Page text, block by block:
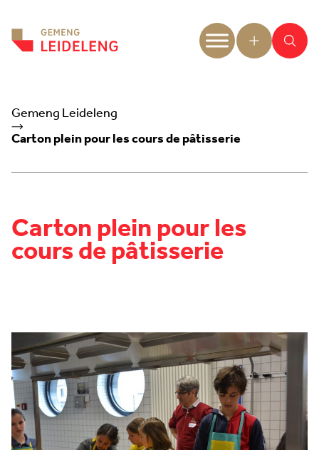
Gemeng Leideleng
Carton plein pour les cours de pâtisserie
Carton plein pour les
cours de pâtisserie